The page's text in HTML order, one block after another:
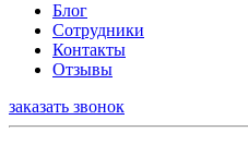
Блог
Сотрудники
Контакты
Отзывы
заказать звонок